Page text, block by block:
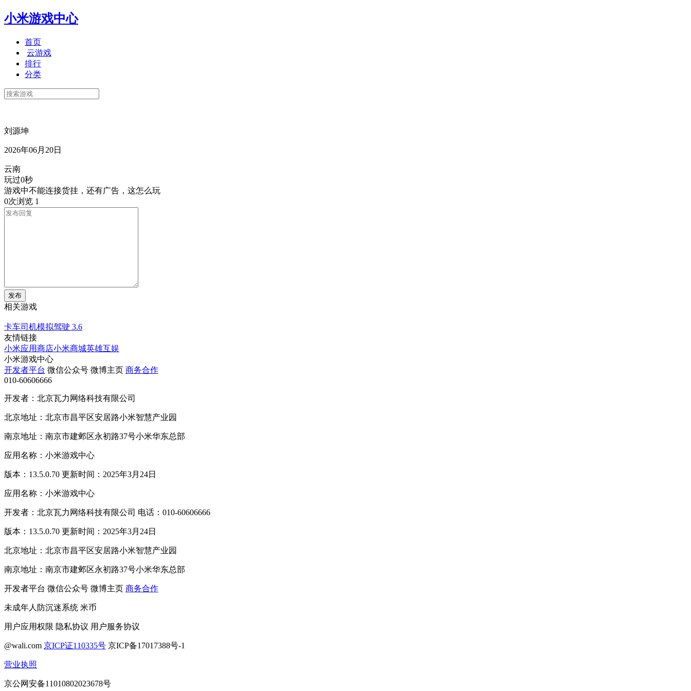
小米游戏中心
首页
云游戏
排行
分类
刘源坤
2026年06月20日
云南
玩过0秒
游戏中不能连接货挂，还有广告，这怎么玩
0次浏览 1
发布
相关游戏
卡车司机模拟驾驶 3.6
友情链接
小米应用商店小米商城英雄互娱
小米游戏中心
开发者平台 微信公众号 微博主页 商务合作
010-60606666
开发者：北京瓦力网络科技有限公司
北京地址：北京市昌平区安居路小米智慧产业园
南京地址：南京市建邺区永初路37号小米华东总部
应用名称：小米游戏中心
版本：13.5.0.70 更新时间：2025年3月24日
应用名称：小米游戏中心
开发者：北京瓦力网络科技有限公司 电话：010-60606666
版本：13.5.0.70 更新时间：2025年3月24日
北京地址：北京市昌平区安居路小米智慧产业园
南京地址：南京市建邺区永初路37号小米华东总部
开发者平台 微信公众号 微博主页 商务合作
未成年人防沉迷系统 米币
用户应用权限 隐私协议 用户服务协议
@wali.com 京ICP证110335号 京ICP备17017388号-1
营业执照
京公网安备11010802023678号